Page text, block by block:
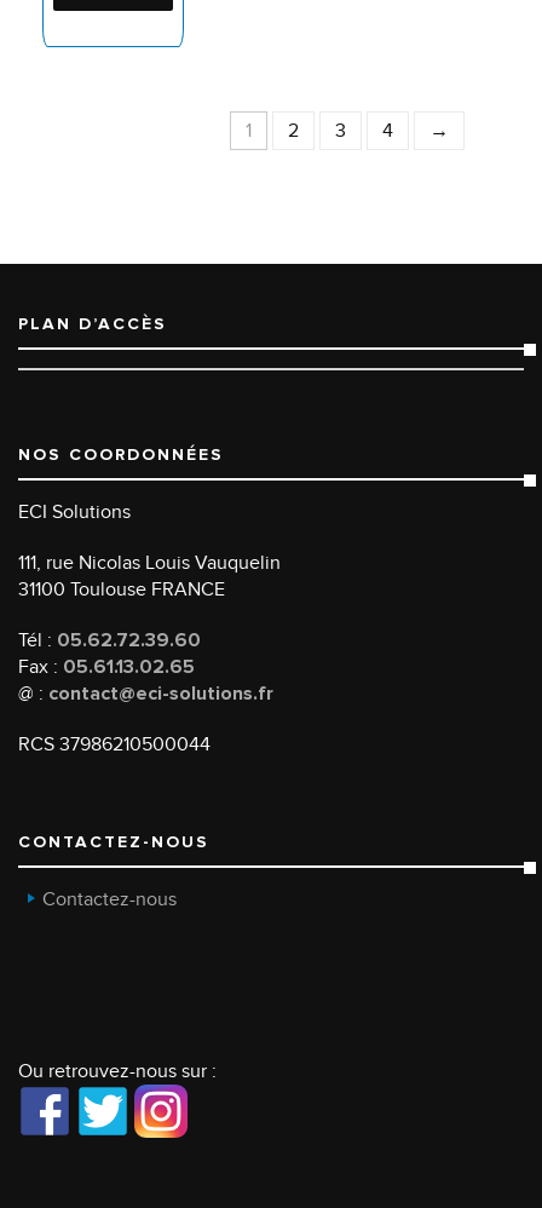
1 2 3 4 →
PLAN D’ACCÈS
NOS COORDONNÉES
ECI Solutions
111, rue Nicolas Louis Vauquelin
31100 Toulouse FRANCE
Tél : 05.62.72.39.60
Fax : 05.61.13.02.65
@ : contact@eci-solutions.fr
RCS 37986210500044
CONTACTEZ-NOUS
Contactez-nous
Ou retrouvez-nous sur :